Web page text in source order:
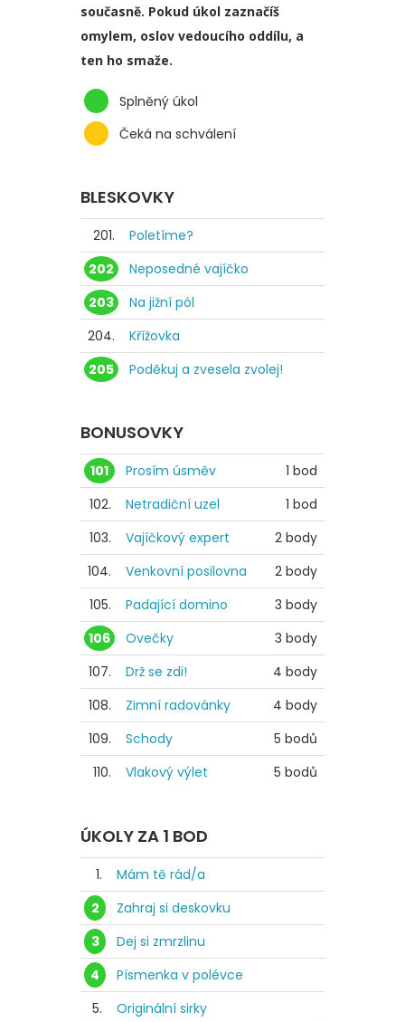
současně. Pokud úkol zaznačíš
omylem, oslov vedoucího oddílu, a
ten ho smaže.
Splněný úkol
Čeká na schválení
BLESKOVKY
201.
Poletíme?
202
Neposedné vajíčko
203
Na jižní pól
204.
Křížovka
205
Poděkuj a zvesela zvolej!
BONUSOVKY
101 Prosím úsměv
1 bod
102.
Netradiční uzel
1 bod
103.
Vajíčkový expert
2 body
104.
Venkovní posilovna
2 body
105.
Padající domino
3 body
106
Ovečky
3 body
107.
Drž se zdi!
4 body
108.
Zimní radovánky
4 body
109.
Schody
5 bodů
110.
Vlakový výlet 5 bodů
ÚKOLY ZA 1 BOD
1.
Mám tě rád/a
2
Zahraj si deskovku
3
Dej si zmrzlinu
4
Písmenka v polévce
5.
Originální sirky